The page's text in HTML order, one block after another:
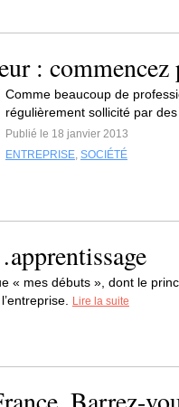
: commencez
Comme beaucoup de
régulièrement sollicité par
Publié le 18 janvier 2013
ENTREPRISE, SOCIÉTÉ
« mes débuts », dont le
Lire la suite